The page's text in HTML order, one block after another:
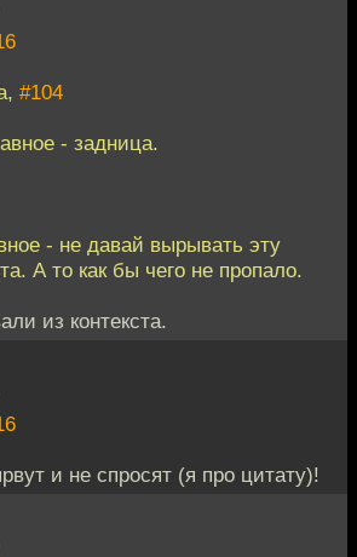
#104
- задница.
- не давай вырывать эту
А то как бы чего не пропало.
из контекста.
и не спросят (я про цитату)!